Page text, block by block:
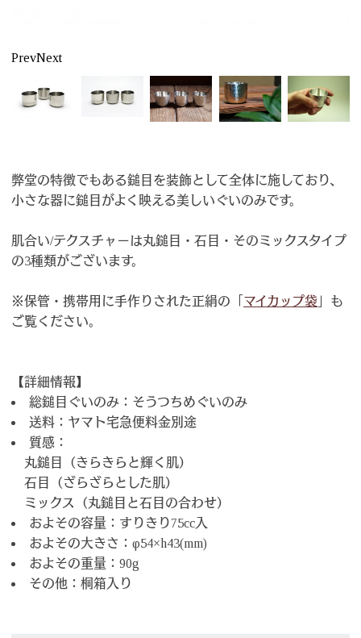
PrevNext
弊堂の特徴でもある鎚目を装飾として全体に施しており、
小さな器に鎚目がよく映える美しいぐいのみです。
肌合い/テクスチャーは丸鎚目・石目・そのミックスタイプ
の3種類がございます。
※保管・携帯用に手作りされた正絹の「 マイカップ袋 」も
ご覧ください。
【詳細情報】
総鎚目ぐいのみ：そうつちめぐいのみ
送料：ヤマト宅急便料金別途
質感：
丸鎚目（きらきらと輝く肌）
石目（ざらざらとした肌）
ミックス（丸鎚目と石目の合わせ）
およその容量：すりきり75cc入
およその大きさ：φ54×h43(mm)
およその重量：90g
その他：桐箱入り